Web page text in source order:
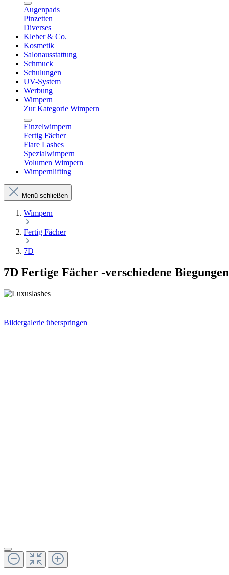
Augenpads
Pinzetten
Diverses
Kleber & Co.
Kosmetik
Salonausstattung
Schmuck
Schulungen
UV-System
Werbung
Wimpern
Zur Kategorie Wimpern
Einzelwimpern
Fertig Fächer
Flare Lashes
Spezialwimpern
Volumen Wimpern
Wimpernlifting
Menü schließen
Wimpern
Fertig Fächer
7D
7D Fertige Fächer -verschiedene Biegungen
Bildergalerie überspringen